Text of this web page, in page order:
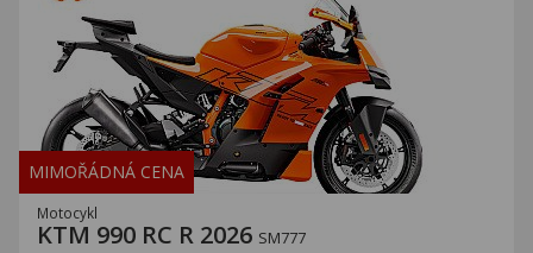
MIMOŘÁDNÁ CENA
Motocykl
KTM 990 RC R 2026 SM777